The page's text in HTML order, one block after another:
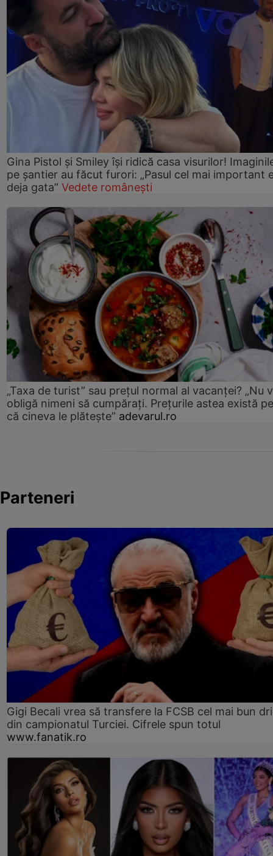
Gina Pistol și Smiley își ridică casa visurilor!
pe șantier au făcut furori: „Pasul cel mai important
deja gata” Vedete românești
„Taxa de turist” sau prețul normal al vacanței? „Nu
obligă nimeni să cumpărați. Prețurile astea există
că cineva le plătește” adevarul.ro
Parteneri
Gigi Becali vrea să transfere la FCSB cel mai bun
din campionatul Turciei. Cifrele spun totul
www.fanatik.ro